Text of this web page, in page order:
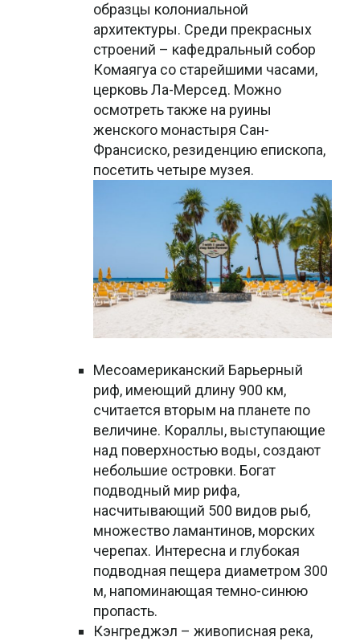
образцы колониальной
архитектуры. Среди прекрасных
строений – кафедральный собор
Комаягуа со старейшими часами,
церковь Ла-Мерсед. Можно
осмотреть также на руины
женского монастыря Сан-
Франсиско, резиденцию епископа,
посетить четыре музея.
Месоамериканский Барьерный
риф, имеющий длину 900 км,
считается вторым на планете по
величине. Кораллы, выступающие
над поверхностью воды, создают
небольшие островки. Богат
подводный мир рифа,
насчитывающий 500 видов рыб,
множество ламантинов, морских
черепах. Интересна и глубокая
подводная пещера диаметром 300
м, напоминающая темно-синюю
пропасть.
Кэнгреджэл – живописная река,